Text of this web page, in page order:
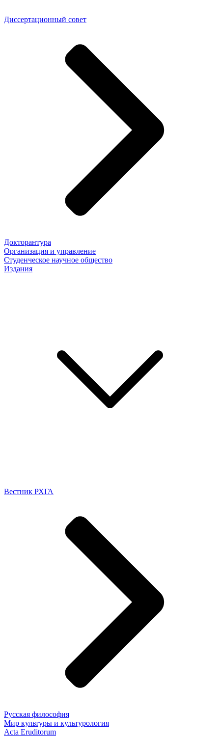
Диссертационный совет
Докторантура
Организация и управление
Студенческое научное общество
Издания
Вестник РХГА
Русская философия
Мир культуры и культурология
Acta Eruditorum